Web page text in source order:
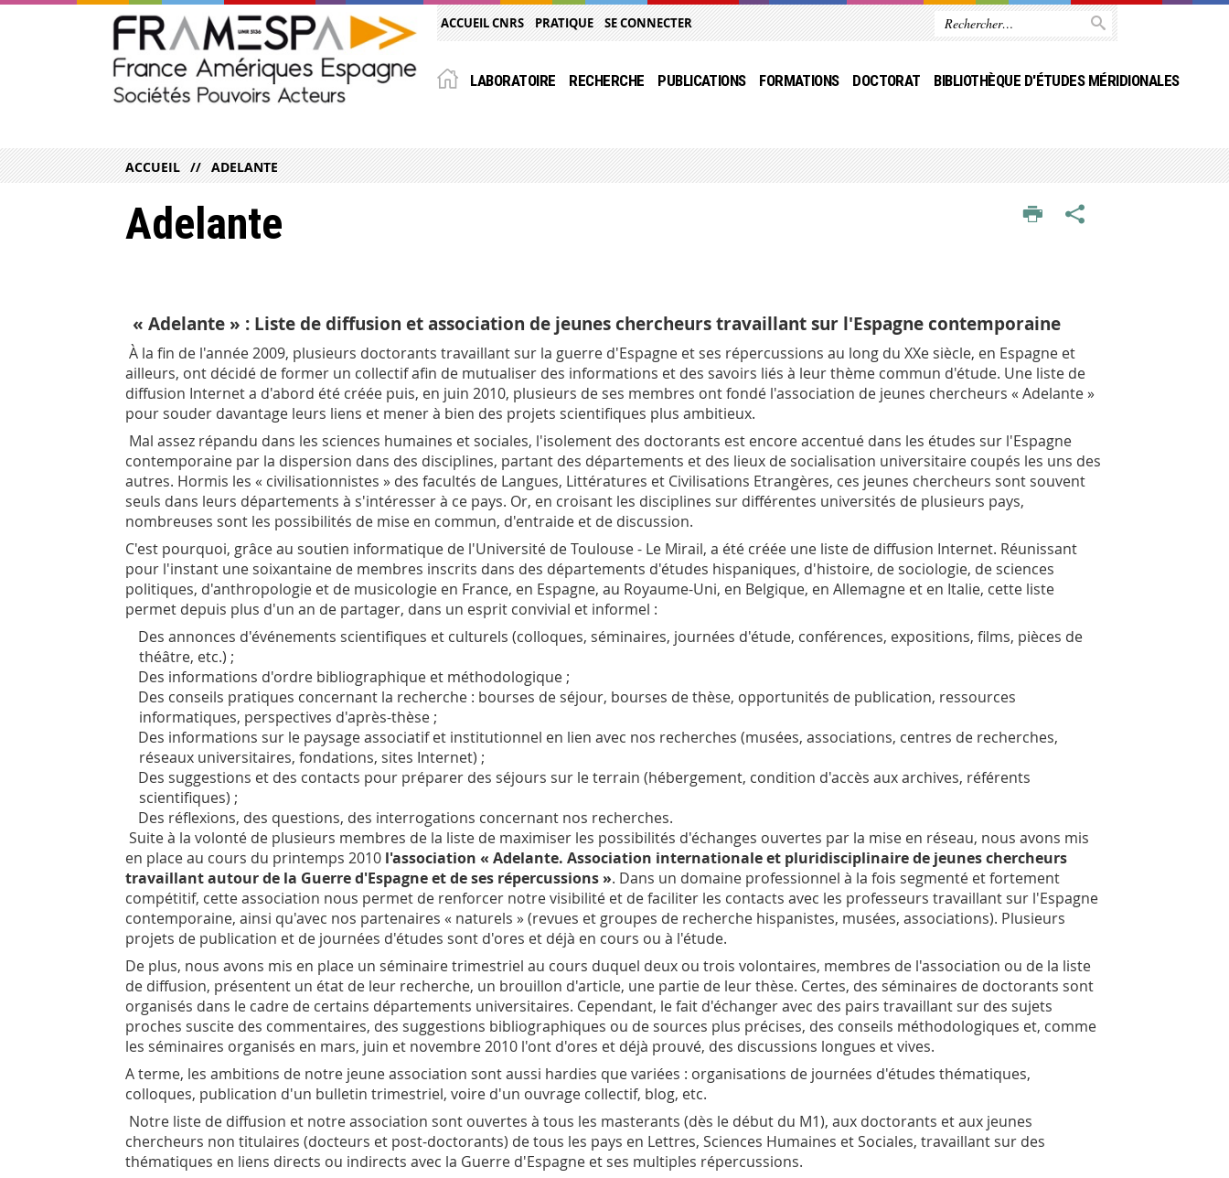
ACCUEIL CNRS PRATIQUE SE CONNECTER
LABORATOIRE RECHERCHE PUBLICATIONS FORMATIONS DOCTORAT BIBLIOTHÈQUE D'ÉTUDES MÉRIDIONALES
ACCUEIL ADELANTE
Adelante
« Adelante » : Liste de diffusion et association de jeunes chercheurs travaillant sur l'Espagne contemporaine
À la fin de l'année 2009, plusieurs doctorants travaillant sur la guerre d'Espagne et ses répercussions au long du XXe siècle, en Espagne et
ailleurs, ont décidé de former un collectif afin de mutualiser des informations et des savoirs liés à leur thème commun d'étude. Une liste de
diffusion Internet a d'abord été créée puis, en juin 2010, plusieurs de ses membres ont fondé l'association de jeunes chercheurs « Adelante »
pour souder davantage leurs liens et mener à bien des projets scientifiques plus ambitieux.
Mal assez répandu dans les sciences humaines et sociales, l'isolement des doctorants est encore accentué dans les études sur l'Espagne
contemporaine par la dispersion dans des disciplines, partant des départements et des lieux de socialisation universitaire coupés les uns des
autres. Hormis les « civilisationnistes » des facultés de Langues, Littératures et Civilisations Etrangères, ces jeunes chercheurs sont souvent
seuls dans leurs départements à s'intéresser à ce pays. Or, en croisant les disciplines sur différentes universités de plusieurs pays,
nombreuses sont les possibilités de mise en commun, d'entraide et de discussion.
C'est pourquoi, grâce au soutien informatique de l'Université de Toulouse - Le Mirail, a été créée une liste de diffusion Internet. Réunissant
pour l'instant une soixantaine de membres inscrits dans des départements d'études hispaniques, d'histoire, de sociologie, de sciences
politiques, d'anthropologie et de musicologie en France, en Espagne, au Royaume-Uni, en Belgique, en Allemagne et en Italie, cette liste
permet depuis plus d'un an de partager, dans un esprit convivial et informel :
Des annonces d'événements scientifiques et culturels (colloques, séminaires, journées d'étude, conférences, expositions, films, pièces de
théâtre, etc.) ;
Des informations d'ordre bibliographique et méthodologique ;
Des conseils pratiques concernant la recherche : bourses de séjour, bourses de thèse, opportunités de publication, ressources
informatiques, perspectives d'après-thèse ;
Des informations sur le paysage associatif et institutionnel en lien avec nos recherches (musées, associations, centres de recherches,
réseaux universitaires, fondations, sites Internet) ;
Des suggestions et des contacts pour préparer des séjours sur le terrain (hébergement, condition d'accès aux archives, référents
scientifiques) ;
Des réflexions, des questions, des interrogations concernant nos recherches.
Suite à la volonté de plusieurs membres de la liste de maximiser les possibilités d'échanges ouvertes par la mise en réseau, nous avons mis
en place au cours du printemps 2010 l'association « Adelante. Association internationale et pluridisciplinaire de jeunes chercheurs
travaillant autour de la Guerre d'Espagne et de ses répercussions ». Dans un domaine professionnel à la fois segmenté et fortement
compétitif, cette association nous permet de renforcer notre visibilité et de faciliter les contacts avec les professeurs travaillant sur l'Espagne
contemporaine, ainsi qu'avec nos partenaires « naturels » (revues et groupes de recherche hispanistes, musées, associations). Plusieurs
projets de publication et de journées d'études sont d'ores et déjà en cours ou à l'étude.
De plus, nous avons mis en place un séminaire trimestriel au cours duquel deux ou trois volontaires, membres de l'association ou de la liste
de diffusion, présentent un état de leur recherche, un brouillon d'article, une partie de leur thèse. Certes, des séminaires de doctorants sont
organisés dans le cadre de certains départements universitaires. Cependant, le fait d'échanger avec des pairs travaillant sur des sujets
proches suscite des commentaires, des suggestions bibliographiques ou de sources plus précises, des conseils méthodologiques et, comme
les séminaires organisés en mars, juin et novembre 2010 l'ont d'ores et déjà prouvé, des discussions longues et vives.
A terme, les ambitions de notre jeune association sont aussi hardies que variées : organisations de journées d'études thématiques,
colloques, publication d'un bulletin trimestriel, voire d'un ouvrage collectif, blog, etc.
Notre liste de diffusion et notre association sont ouvertes à tous les masterants (dès le début du M1), aux doctorants et aux jeunes
chercheurs non titulaires (docteurs et post-doctorants) de tous les pays en Lettres, Sciences Humaines et Sociales, travaillant sur des
thématiques en liens directs ou indirects avec la Guerre d'Espagne et ses multiples répercussions.